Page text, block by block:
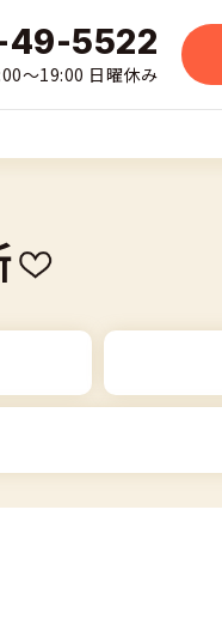
49-5522
〜19:00 日曜休み